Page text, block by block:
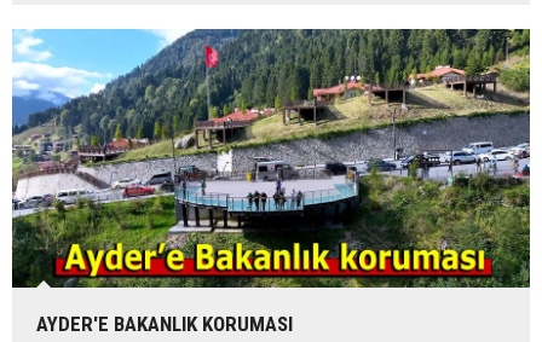
AYDER'E BAKANLIK KORUMASI